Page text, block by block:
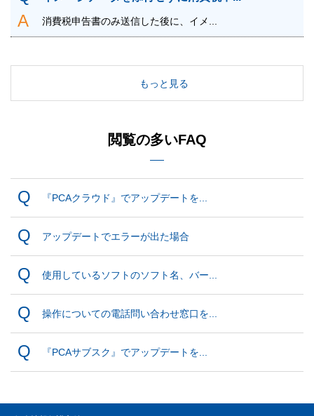
消費税申告書のみ送信した後に、イメ...
もっと見る
閲覧の多いFAQ
『PCAクラウド』でアップデートを...
アップデートでエラーが出た場合
使用しているソフトのソフト名、バー...
操作についての電話問い合わせ窓口を...
『PCAサブスク』でアップデートを...